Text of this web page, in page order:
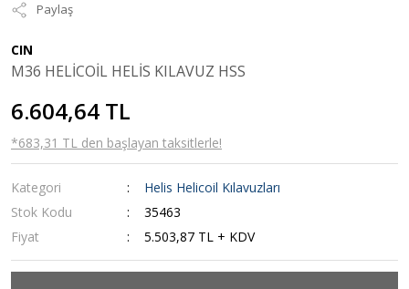
Paylaş
CIN
M36 HELİCOİL HELİS KILAVUZ HSS
6.604,64 TL
*683,31 TL den başlayan taksitlerle!
Kategori
Helis Helicoil Kılavuzları
Stok Kodu
35463
Fiyat
5.503,87 TL + KDV